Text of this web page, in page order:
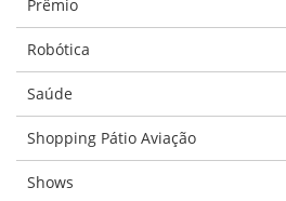
Prêmio
Robótica
Saúde
Shopping Pátio Aviação
Shows